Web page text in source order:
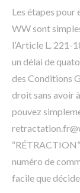
Les étapes
WW sont
l’Article L. 221-
un délai de
des Conditions
droit sans avoir
pouvez
numéro de
facile que